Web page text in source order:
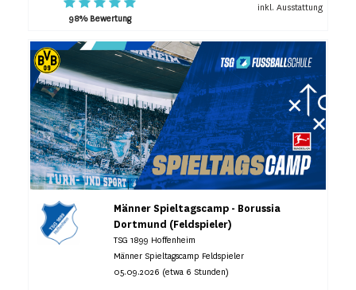
98% Bewertung
inkl. Ausstattung
Männer Spieltagscamp - Borussia
Dortmund (Feldspieler)
TSG 1899 Hoffenheim
Männer Spieltagscamp Feldspieler
05.09.2026 (etwa 6 Stunden)